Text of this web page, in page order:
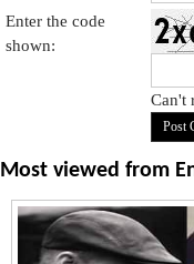
Enter the code
shown:
Can't
Most viewed from